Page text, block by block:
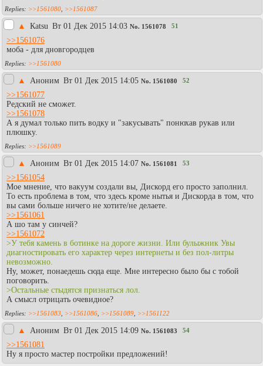
>>1561080 >>1561087
▲ Каtsu Вт 01 Дек 2015 14:03 No. 1561078 51
>>1561076
моба - для дновгородцев
>>1561080
▲ Аноним Вт 01 Дек 2015 14:05 No. 1561080 52
>>1561077
Редский не сможет.
>>1561078
А я думал только пить водку и "закусывать" понюхав рукав или
плюшку.
>>1561089
▲ Аноним Вт 01 Дек 2015 14:07 No. 1561081 53
>>1561054
Мое мнение, что вакуум создали вы, Дискорд его просто заполнил.
То есть проблема в том, что здесь кроме нытья и Дискорда в том, что
вы сами больше ничего не хотите/не делаете.
>>1561061
А шо там у синчей?
>>1561072
>У тебя камень в ботинке на дороге жизни. Или булыжник Увы
диагностировать его характер через интернеты и без пол-литры
невозможно.
Ну, может, понаедешь сюда еще. Мне интересно было бы с тобой
поговорить.
>Остальные стыдятся признаться лол.
А смысл отрицать очевидное?
>>1561083 >>1561086 >>1561089 >>1561122
▲ Аноним Вт 01 Дек 2015 14:09 No. 1561083 54
>>1561081
Ну я просто мастер постройки предложений!